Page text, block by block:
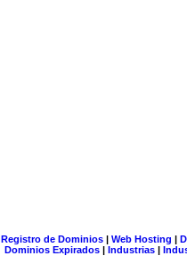
Registro de Dominios| Web Hosting |
Dominios Expirados | Industrias |